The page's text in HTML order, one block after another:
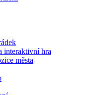
interaktivní hra
města